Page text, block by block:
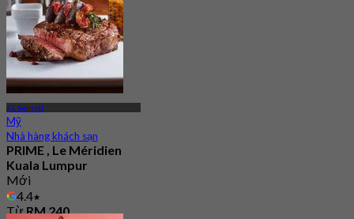
KL Sentral
Mỹ
Nhà hàng khách sạn
PRIME , Le Méridien
Kuala Lumpur
Mới
4.4
TừRM 240